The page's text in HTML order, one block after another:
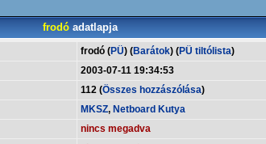
frodóadatlapja
frodó (PÜ) (Barátok) (PÜ tiltólista)
2003-07-11 19:34:53
112 (Összes hozzászólása)
MKSZ, Netboard Kutya
nincs megadva